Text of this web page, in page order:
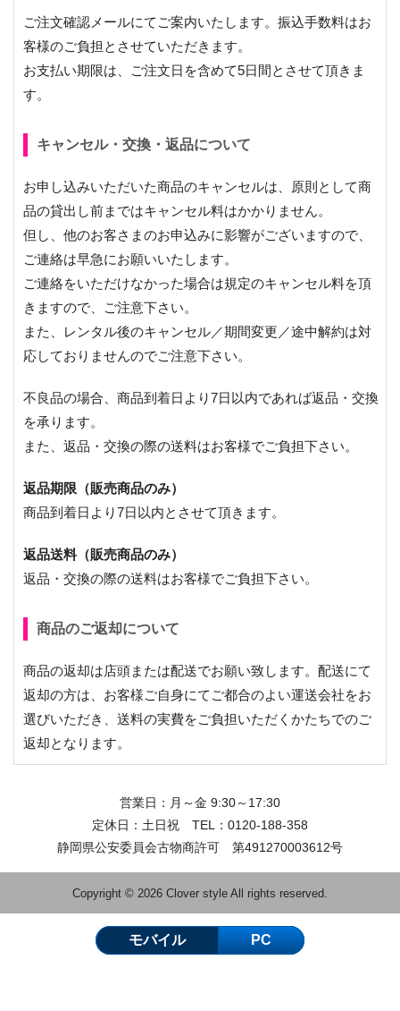
ご注文確認メールにてご案内いたします。振込手数料はお
客様のご負担とさせていただきます。
お支払い期限は、ご注文日を含めて5日間とさせて頂きま
す。
キャンセル・交換・返品について
お申し込みいただいた商品のキャンセルは、原則として商
品の貸出し前まではキャンセル料はかかりません。
但し、他のお客さまのお申込みに影響がございますので、
ご連絡は早急にお願いいたします。
ご連絡をいただけなかった場合は規定のキャンセル料を頂
きますので、ご注意下さい。
また、レンタル後のキャンセル／期間変更／途中解約は対
応しておりませんのでご注意下さい。
不良品の場合、商品到着日より7日以内であれば返品・交換
を承ります。
また、返品・交換の際の送料はお客様でご負担下さい。
返品期限（販売商品のみ）
商品到着日より7日以内とさせて頂きます。
返品送料（販売商品のみ）
返品・交換の際の送料はお客様でご負担下さい。
商品のご返却について
商品の返却は店頭または配送でお願い致します。配送にて
返却の方は、お客様ご自身にてご都合のよい運送会社をお
選びいただき、送料の実費をご負担いただくかたちでのご
返却となります。
営業日：月～金 9:30～17:30
定休日：土日祝 TEL： 0120-188-358
静岡県公安委員会古物商許可 第491270003612号
Copyright © 2026 Clover style All rights reserved.
モバイル PC